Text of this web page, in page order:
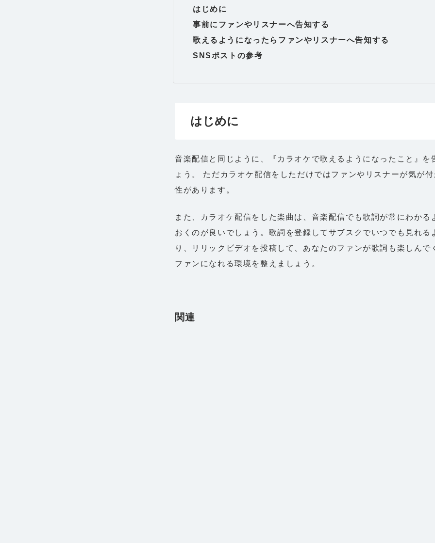
はじめに
事前にファンやリスナーへ告知する
歌えるようになったらファンやリスナーへ告知する
SNSポストの参考
はじめに
音楽配信と同じように、『カラオケで歌えるようになったこと』を
ょう。 ただカラオケ配信をしただけではファンやリスナーが気が
性があります。
また、カラオケ配信をした楽曲は、音楽配信でも歌詞が常にわかる
おくのが良いでしょう。歌詞を登録してサブスクでいつでも見れる
り、リリックビデオを投稿して、あなたのファンが歌詞も楽しんで
ファンになれる環境を整えましょう。
関連